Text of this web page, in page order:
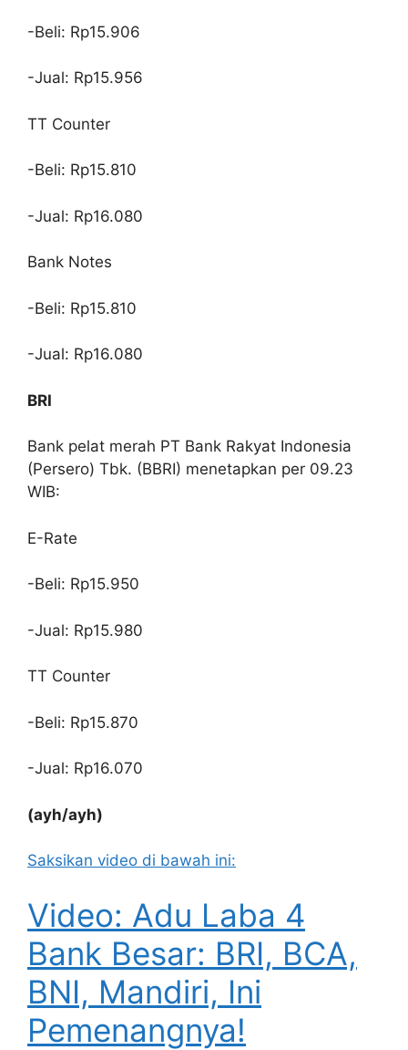
-Beli: Rp15.906
-Jual: Rp15.956
TT Counter
-Beli: Rp15.810
-Jual: Rp16.080
Bank Notes
-Beli: Rp15.810
-Jual: Rp16.080
BRI
Bank pelat merah PT Bank Rakyat Indonesia
(Persero) Tbk. (BBRI) menetapkan per 09.23
WIB:
E-Rate
-Beli: Rp15.950
-Jual: Rp15.980
TT Counter
-Beli: Rp15.870
-Jual: Rp16.070
(ayh/ayh)
Saksikan video di bawah ini:
Video: Adu Laba 4
Bank Besar: BRI, BCA,
BNI, Mandiri, Ini
Pemenangnya!